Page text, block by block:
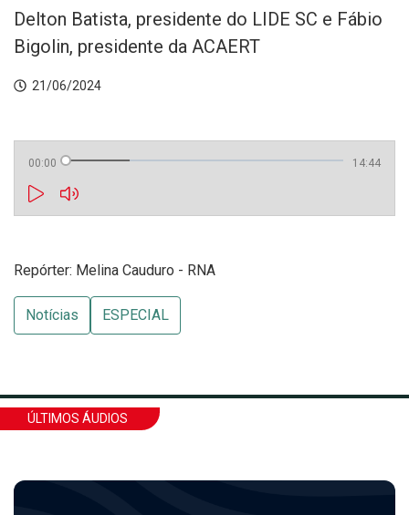
Delton Batista, presidente do LIDE SC e Fábio
Bigolin, presidente da ACAERT
21/06/2024
00:00 14:44
Repórter: Melina Cauduro - RNA
Notícias ESPECIAL
ÚLTIMOS ÁUDIOS